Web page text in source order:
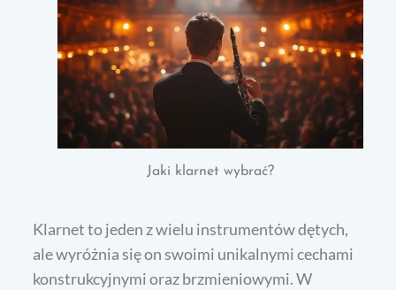
Jaki klarnet wybrać?
Klarnet to jeden z wielu instrumentów dętych,
ale wyróżnia się on swoimi unikalnymi cechami
konstrukcyjnymi oraz brzmieniowymi. W